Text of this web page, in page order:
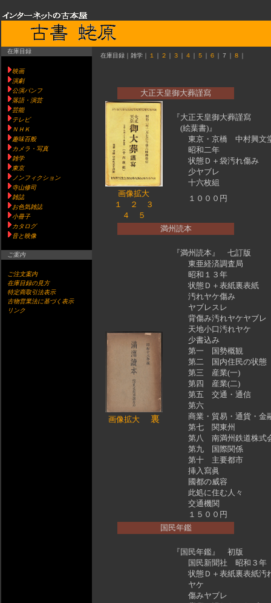
在庫目録
映画
演劇
公演パンフ
落語・演芸
芸能
テレビ
ＮＨＫ
趣味百般
カメラ・写真
雑学
東京
ノンフィクション
寺山修司
雑誌
お色気雑誌
小冊子
カタログ
音と映像
ご案内
ご注文案内
在庫目録の見方
特定商取引法表示
古物営業法に基づく表示
リンク
在庫目録｜雑学｜ １ ｜ ２ ｜ ３ ｜ ４ ｜ ５ ｜ ６ ｜７｜ ８ ｜
大正天皇御大葬謹寫
画像拡大
１
２
３
４
５
『大正天皇御大葬謹寫
(絵葉書)』
東京・京橋 中村興文
昭和二年
状態Ｄ＋袋汚れ傷み
少ヤブレ
十六枚組
１０００円
満州読本
画像拡大 裏
『満州読本』 七訂版
東亜経済調査局
昭和１３年
状態Ｄ＋表紙裏表紙
汚れヤケ傷み
ヤブレスレ
背傷み汚れヤケヤブレ
天地小口汚れヤケ
少書込み
第一 国勢概観
第二 国内住民の状態
第三 産業(一)
第四 産業(二)
第五 交通・通信
第六
商業・貿易・通貨・金
第七 関東州
第八 南満州鉄道株式
第九 国際関係
第十 主要都市
挿入寫眞
國都の威容
此処に住む人々
交通機関
１５００円
国民年鑑
『国民年鑑』 初版
国民新聞社 昭和３年
状態Ｄ＋表紙裏表紙汚
ヤケ
傷みヤブレ